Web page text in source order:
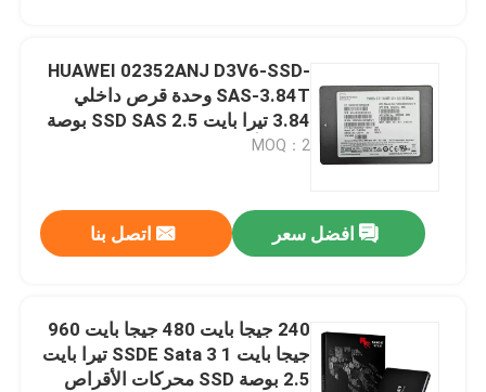
HUAWEI 02352ANJ D3V6-SSD-
SAS-3.84T وحدة قرص داخلي
3.84 تيرا بايت SSD SAS 2.5 بوصة
محرك أقراص صلبة للخادم SSD
MOQ：2
افضل سعر اتصل بنا
240 جيجا بايت 480 جيجا بايت 960
جيجا بايت SSDE Sata 3 1 تيرا بايت
2.5 بوصة SSD محركات الأقراص